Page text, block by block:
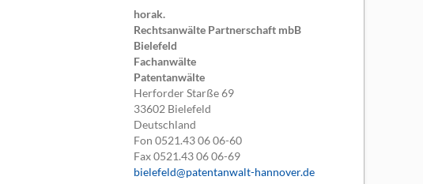
horak.
Rechtsanwälte Partnerschaft mbB
Bielefeld
Fachanwälte
Patentanwälte
Herforder Starße 69
33602 Bielefeld
Deutschland
Fon0521.43 06 06-60
Fax0521.43 06 06-69
bielefeld@patentanwalt-hannover.de